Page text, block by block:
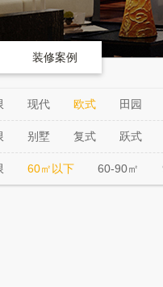
装修案例
现代 欧式 田园
别墅 复式 跃式
60㎡以下 60-90㎡